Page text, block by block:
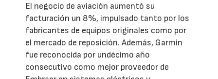
El negocio de aviación aumentó su
facturación un 8%, impulsado tanto por los
fabricantes de equipos originales como por
el mercado de reposición. Además, Garmin
fue reconocida por undécimo año
consecutivo como mejor proveedor de